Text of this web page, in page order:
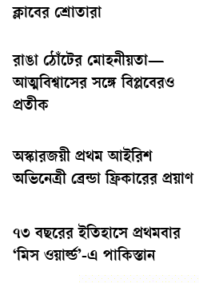
ক্লাবের শ্রোতারা
রাঙা ঠোঁটের মোহনীয়তা—
আত্মবিশ্বাসের সঙ্গে বিপ্লবেরও
প্রতীক
অস্কারজয়ী প্রথম আইরিশ
অভিনেত্রী ব্রেন্ডা ফ্রিকারের প্রয়াণ
৭৩ বছরের ইতিহাসে প্রথমবার
‘মিস ওয়ার্ল্ড’-এ পাকিস্তান